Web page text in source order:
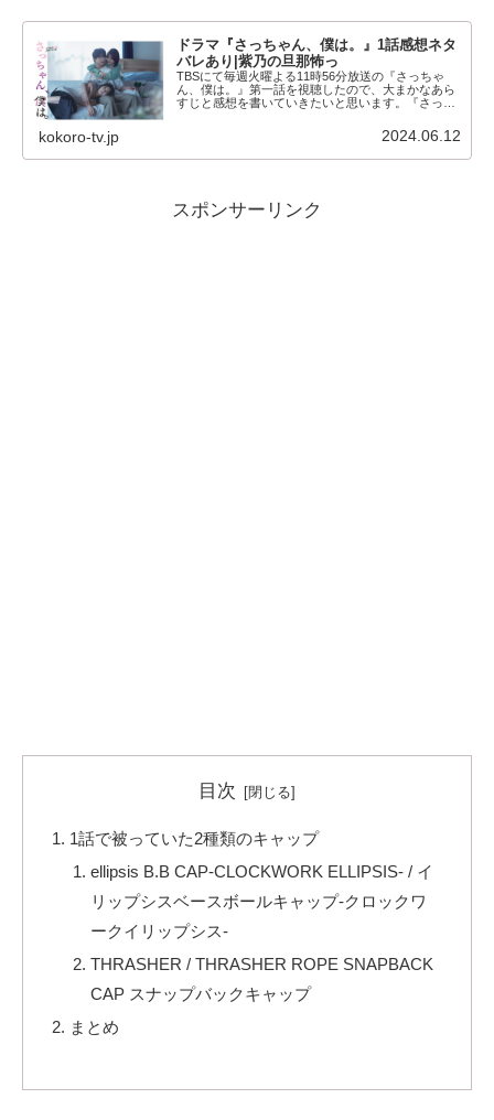
ドラマ『さっちゃん、僕は。』1話感想ネタ
バレあり|紫乃の旦那怖っ
TBSにて毎週火曜よる11時56分放送の『さっちゃ
ん、僕は。』第一話を視聴したので、大まかなあら
すじと感想を書いていきたいと思います。『さっち
が原作のドラマとなっています。よかったらチェッ
kokoro-tv.jp 2024.06.12
スポンサーリンク
目次
1話で被っていた2種類のキャップ
ellipsis B.B CAP-CLOCKWORK ELLIPSIS- / イ
リップシスベースボールキャップ-クロックワ
ークイリップシス-
THRASHER / THRASHER ROPE SNAPBACK
CAP スナップバックキャップ
まとめ